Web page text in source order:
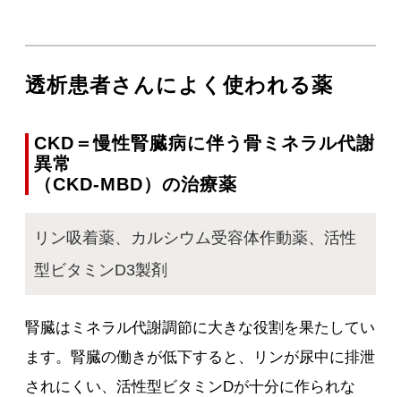
透析患者さんによく使われる薬
CKD＝慢性腎臓病に伴う骨ミネラル代謝
異常
（CKD-MBD）の治療薬
リン吸着薬、カルシウム受容体作動薬、活性
型ビタミンD3製剤
腎臓はミネラル代謝調節に大きな役割を果たしてい
ます。腎臓の働きが低下すると、リンが尿中に排泄
されにくい、活性型ビタミンDが十分に作られな